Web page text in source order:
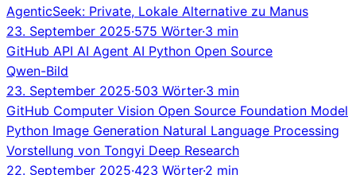
AgenticSeek: Private, Lokale Alternative zu Manus
23. September 2025·575 Wörter·3 min
GitHub API AI Agent AI Python Open Source
Qwen-Bild
23. September 2025·503 Wörter·3 min
GitHub Computer Vision Open Source Foundation Model
Python Image Generation Natural Language Processing
Vorstellung von Tongyi Deep Research
22. September 2025·423 Wörter·2 min